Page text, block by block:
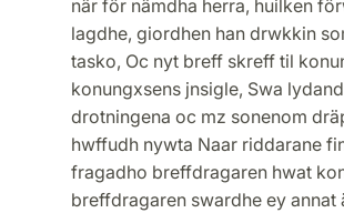
när för nämdha herra, huilken
lagdhe, giordhen han drwkkin
tasko, Oc nyt breff skreff til
konungxsens jnsigle, Swa
drotningena oc mz sonenom
hwffudh nywta Naar riddarane
fragadho breffdragaren hwat
breffdragaren swardhe ey